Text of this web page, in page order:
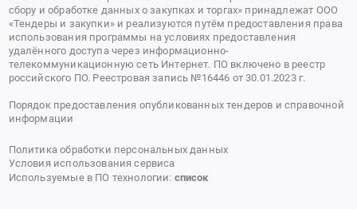
сбору и обработке данных о закупках и торгах» принадлежат ООО
«Тендеры и закупки» и реализуются путём предоставления права
использования программы на условиях предоставления
удалённого доступа через информационно-
телекоммуникационную сеть Интернет. ПО включено в реестр
российского ПО. Реестровая запись №16446 от 30.01.2023 г.
Порядок предоставления опубликованных тендеров и справочной
информации
Политика обработки персональных данных
Условия использования сервиса
Используемые в ПО технологии: список